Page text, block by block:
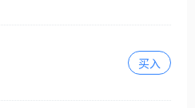
买入